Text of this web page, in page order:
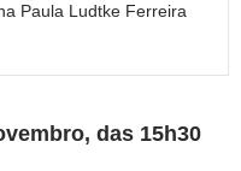
Paula Ludtke Ferreira
das 15h30